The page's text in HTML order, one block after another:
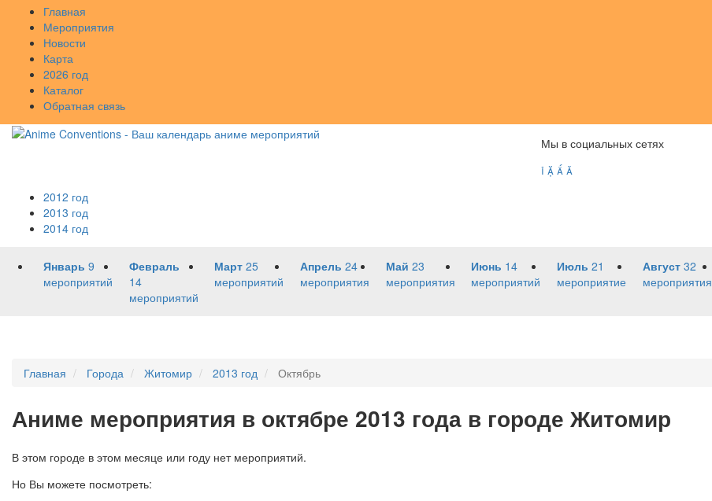
Главная
Мероприятия
Новости
Карта
2026 год
Каталог
Обратная связь
Мы в социальных сетях
   
2012 год
2013 год
2014 год
Январь 9
мероприятий
Февраль
14
мероприятий
Март 25
мероприятий
Апрель 24
мероприятия
Май 23
мероприятия
Июнь 14
мероприятий
Июль 21
мероприятие
Август 32
мероприятия
Главная Города Житомир 2013 год Октябрь
Аниме мероприятия в октябре 2013 года в городе Житомир
В этом городе в этом месяце или году нет мероприятий.
Но Вы можете посмотреть: